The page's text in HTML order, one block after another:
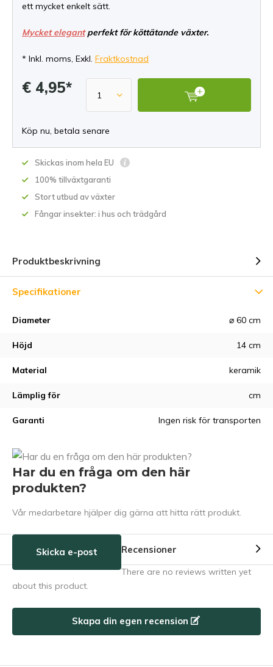
ett mycket enkelt sätt.
Mycket elegantperfekt för köttätande växter.
* Inkl. moms, Exkl. Fraktkostnad
€ 4,95*
Köp nu, betala senare
Skickas inom hela EU
100% tillväxtgaranti
Stort utbud av växter
Fångar insekter: i hus och trädgård
Produktbeskrivning
Specifikationer
Diameter ⌀ 60 cm
Höjd 14 cm
Material keramik
Lämplig för cm
Garanti Ingen risk för transporten
Har du en fråga om den här
produkten?
Vår medarbetare hjälper dig gärna att hitta rätt produkt.
Skicka e-post Recensioner
There are no reviews written yet
about this product.
Skapa din egen recension